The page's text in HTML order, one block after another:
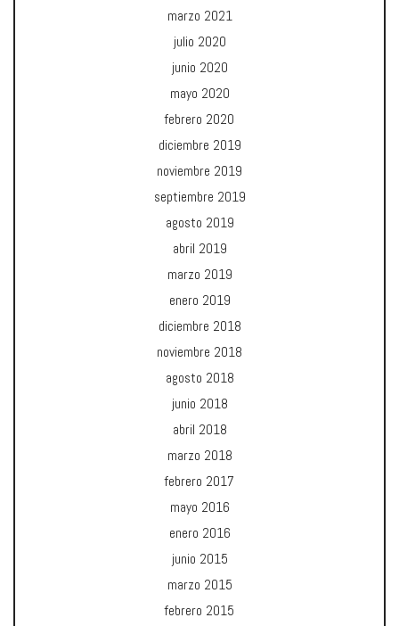
marzo 2021
julio 2020
junio 2020
mayo 2020
febrero 2020
diciembre 2019
noviembre 2019
septiembre 2019
agosto 2019
abril 2019
marzo 2019
enero 2019
diciembre 2018
noviembre 2018
agosto 2018
junio 2018
abril 2018
marzo 2018
febrero 2017
mayo 2016
enero 2016
junio 2015
marzo 2015
febrero 2015